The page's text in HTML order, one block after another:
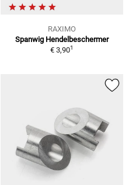
RAXIMO
Spanwig Hendelbeschermer
€ 3,901